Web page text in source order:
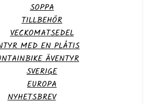
SOPPA
TILLBEHÖR
VECKOMATSEDEL
MED EN PLÅTIS
ÄVENTYR
SVERIGE
EUROPA
NYHETSBREV